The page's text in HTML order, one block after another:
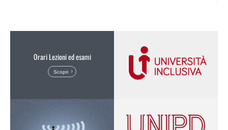
Orari Lezioni ed esami
Scopri